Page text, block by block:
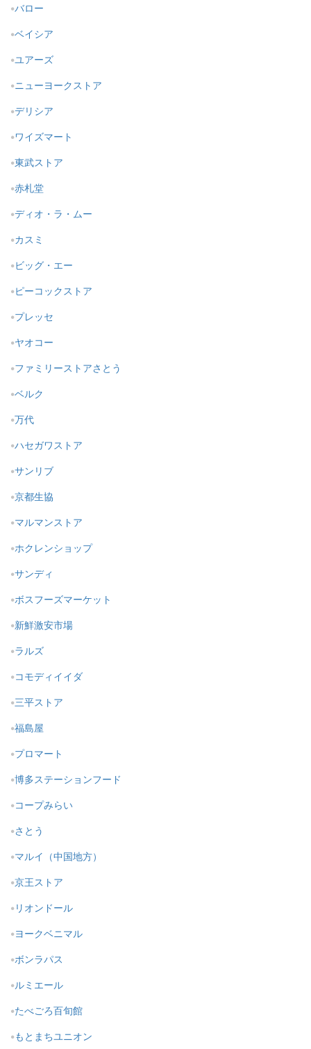
バロー
ベイシア
ユアーズ
ニューヨークストア
デリシア
ワイズマート
東武ストア
赤札堂
ディオ・ラ・ムー
カスミ
ビッグ・エー
ピーコックストア
プレッセ
ヤオコー
ファミリーストアさとう
ベルク
万代
ハセガワストア
サンリブ
京都生協
マルマンストア
ホクレンショップ
サンディ
ボスフーズマーケット
新鮮激安市場
ラルズ
コモディイイダ
三平ストア
福島屋
プロマート
博多ステーションフード
コープみらい
さとう
マルイ（中国地方）
京王ストア
リオンドール
ヨークベニマル
ボンラパス
ルミエール
たべごろ百旬館
もとまちユニオン